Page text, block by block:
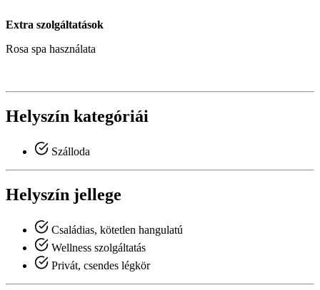
Extra szolgáltatások
Rosa spa használata
Helyszín kategóriái
Szálloda
Helyszín jellege
Családias, kötetlen hangulatú
Wellness szolgáltatás
Privát, csendes légkör